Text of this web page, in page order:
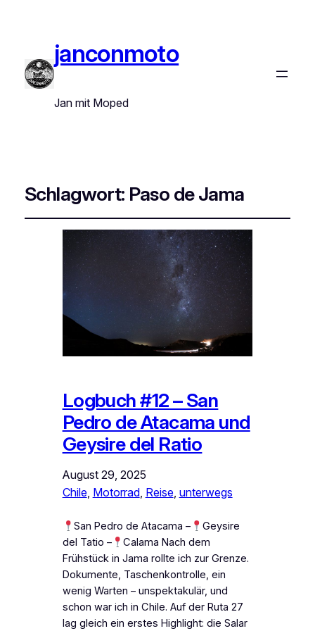
janconmoto
Jan mit Moped
Schlagwort: Paso de Jama
Logbuch #12 – San
Pedro de Atacama und
Geysire del Ratio
August 29, 2025
Chile, Motorrad, Reise, unterwegs
San Pedro de Atacama –
Geysire
del Tatio –
Calama Nach dem
Frühstück in Jama rollte ich zur Grenze.
Dokumente, Taschenkontrolle, ein
wenig Warten – unspektakulär, und
schon war ich in Chile. Auf der Ruta 27
lag gleich ein erstes Highlight: die Salar